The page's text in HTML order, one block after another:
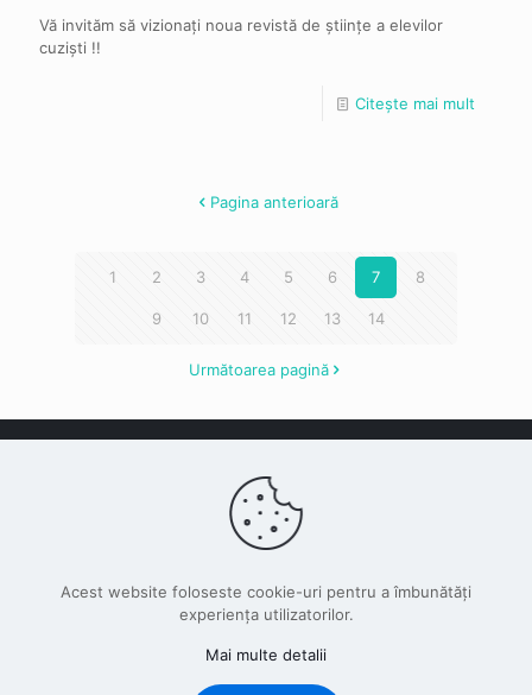
Vă invităm să vizionați noua revistă de științe a elevilor
cuziști !!
Citește mai mult
Pagina anterioară
1 2 3 4 5 6 7 8
9 10 11 12 13 14
Următoarea pagină
© 2022 Liceul Teoretic "Alexandru Ioan Cuza" || Toate
drepturile rezervate
Powered byWordPress
Acest website foloseste cookie-uri pentru a îmbunătăți
experiența utilizatorilor.
Mai multe detalii